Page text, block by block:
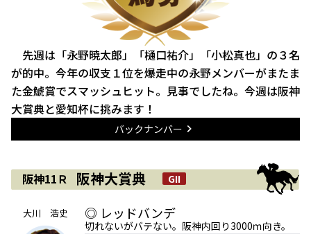
先週は「永野暁太郎」「樋口祐介」「小松真也」の３名
が的中。今年の収支１位を爆走中の永野メンバーがまたま
た金鯱賞でスマッシュヒット。見事でしたね。今週は阪神
大賞典と愛知杯に挑みます！
バックナンバー
阪神11Ｒ 阪神大賞典 GII
大川 浩史 ◎ レッドバンデ
切れないがバテない。阪神内回り3000ｍ向き。